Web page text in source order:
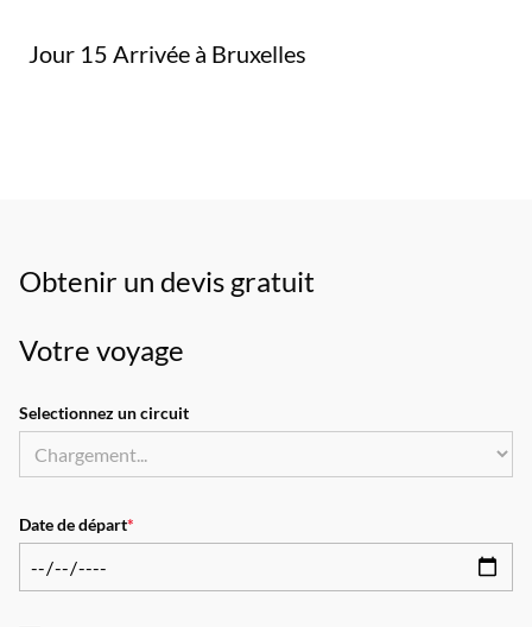
Jour 15 Arrivée à Bruxelles
Obtenir un devis gratuit
Votre voyage
Selectionnez un circuit
Date de départ*